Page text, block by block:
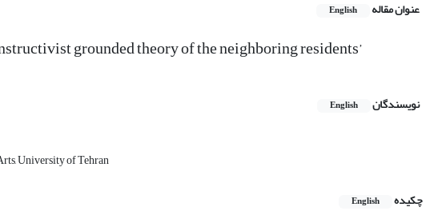
عنوان مقاله English
grounded theory of the neighboring residents’
نویسندگان English
University of Tehran
چکیده
English